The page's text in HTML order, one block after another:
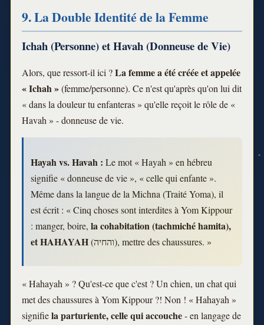
9. La Double Identité de la Femme
Ichah (Personne) et Havah (Donneuse de Vie)
Alors, que ressort-il ici ?La femme a été créée et appelée
« Ichah »(femme/personne). Ce n'est qu'après qu'on lui dit
« dans la douleur tu enfanteras » qu'elle reçoit le rôle de «
Havah » - donneuse de vie.
Hayah vs. Havah : Le mot « Hayah » en hébreu
signifie « donneuse de vie », « celle qui enfante ».
Même dans la langue de la Michna (Traité Yoma), il
est écrit : « Cinq choses sont interdites à Yom Kippour
: manger, boire, la cohabitation (tachmiché hamita),
et HAHAYAH
(והחיה), mettre des chaussures. »
« Hahayah » ? Qu'est-ce que c'est ? Un chien, un chat qui
met des chaussures à Yom Kippour ?! Non ! « Hahayah »
signifiela parturiente, celle qui accouche- en langage de